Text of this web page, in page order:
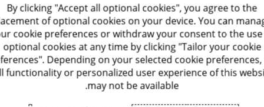
פיננסי לקבוצות רכישת נדל"ן
שוק
בתחום התחרות והרגולציה הכלכלית
כלכלי אופטימיזציה של ביצועים
Operate Services
By clicking "Accept all optional cookies", you agree to the
of optional cookies on your device. You can
cookie preferences or withdraw your consent to the
optional cookies at any time by clicking "Tailor your cookie
Depending on your selected cookie
functionality or personalized user experience of this
may not be available.